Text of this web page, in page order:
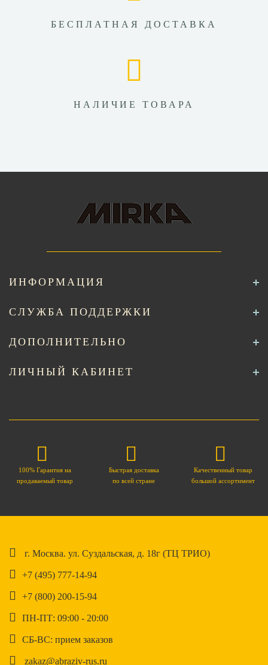
БЕСПЛАТНАЯ ДОСТАВКА
НАЛИЧИЕ ТОВАРА
ИНФОРМАЦИЯ
СЛУЖБА ПОДДЕРЖКИ
ДОПОЛНИТЕЛЬНО
ЛИЧНЫЙ КАБИНЕТ
100% Гарантия на
продаваемый товар
Быстрая доставка
по всей стране
Качественный товар
большой ассортимент
г. Москва. ул. Суздальская, д. 18г (ТЦ ТРИО)
+7 (495) 777-14-94
+7 (800) 200-15-94
ПН-ПТ: 09:00 - 20:00
СБ-ВС: прием заказов
zakaz@abraziv-rus.ru